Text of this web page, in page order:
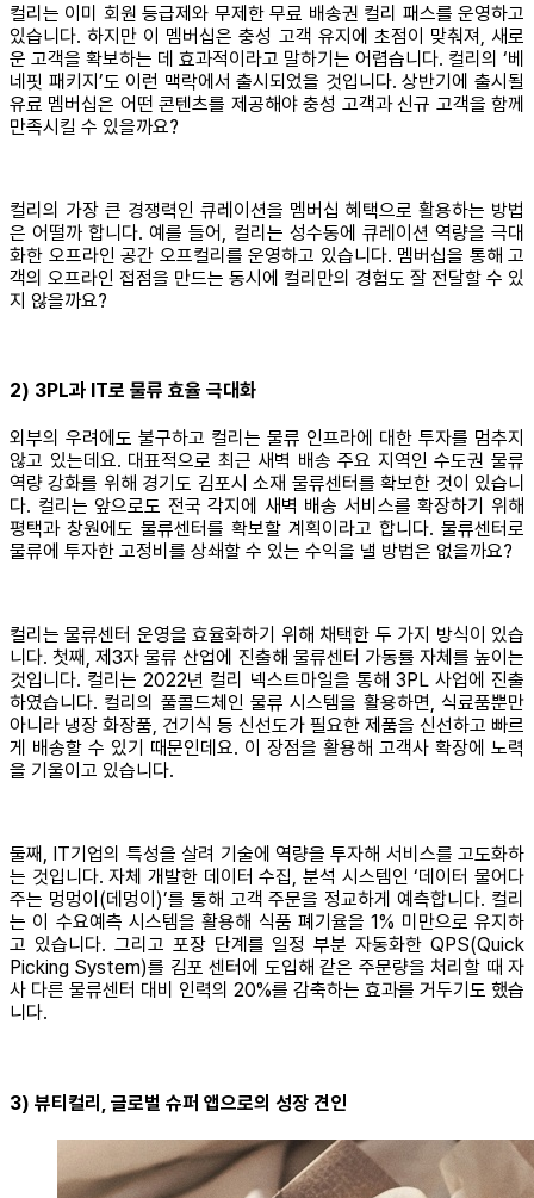
컬리는 이미 회원 등급제와 무제한 무료 배송권 컬리 패스를 운영하고
있습니다. 하지만 이 멤버십은 충성 고객 유지에 초점이 맞춰져, 새로
운 고객을 확보하는 데 효과적이라고 말하기는 어렵습니다. 컬리의 ‘베
네핏 패키지’도 이런 맥락에서 출시되었을 것입니다. 상반기에 출시될
유료 멤버십은 어떤 콘텐츠를 제공해야 충성 고객과 신규 고객을 함께
만족시킬 수 있을까요?
컬리의 가장 큰 경쟁력인 큐레이션을 멤버십 혜택으로 활용하는 방법
은 어떨까 합니다. 예를 들어, 컬리는 성수동에 큐레이션 역량을 극대
화한 오프라인 공간 오프컬리를 운영하고 있습니다. 멤버십을 통해 고
객의 오프라인 접점을 만드는 동시에 컬리만의 경험도 잘 전달할 수 있
지 않을까요?
2) 3PL과 IT로 물류 효율 극대화
외부의 우려에도 불구하고 컬리는 물류 인프라에 대한 투자를 멈추지
않고 있는데요. 대표적으로 최근 새벽 배송 주요 지역인 수도권 물류
역량 강화를 위해 경기도 김포시 소재 물류센터를 확보한 것이 있습니
다. 컬리는 앞으로도 전국 각지에 새벽 배송 서비스를 확장하기 위해
평택과 창원에도 물류센터를 확보할 계획이라고 합니다. 물류센터로
물류에 투자한 고정비를 상쇄할 수 있는 수익을 낼 방법은 없을까요?
컬리는 물류센터 운영을 효율화하기 위해 채택한 두 가지 방식이 있습
니다. 첫째, 제3자 물류 산업에 진출해 물류센터 가동률 자체를 높이는
것입니다. 컬리는 2022년 컬리 넥스트마일을 통해 3PL 사업에 진출
하였습니다. 컬리의 풀콜드체인 물류 시스템을 활용하면, 식료품뿐만
아니라 냉장 화장품, 건기식 등 신선도가 필요한 제품을 신선하고 빠르
게 배송할 수 있기 때문인데요. 이 장점을 활용해 고객사 확장에 노력
을 기울이고 있습니다.
둘째, IT기업의 특성을 살려 기술에 역량을 투자해 서비스를 고도화하
는 것입니다. 자체 개발한 데이터 수집, 분석 시스템인 ‘데이터 물어다
주는 멍멍이(데멍이)’를 통해 고객 주문을 정교하게 예측합니다. 컬리
는 이 수요예측 시스템을 활용해 식품 폐기율을 1% 미만으로 유지하
고 있습니다. 그리고 포장 단계를 일정 부분 자동화한 QPS(Quick
Picking System)를 김포 센터에 도입해 같은 주문량을 처리할 때 자
사 다른 물류센터 대비 인력의 20%를 감축하는 효과를 거두기도 했습
니다.
3) 뷰티컬리, 글로벌 슈퍼 앱으로의 성장 견인